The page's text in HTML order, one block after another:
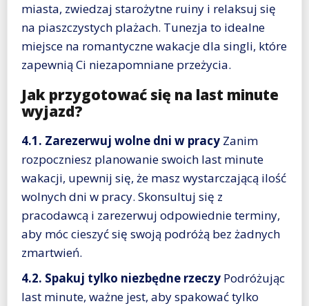
miasta, zwiedzaj starożytne ruiny i relaksuj się
na piaszczystych plażach. Tunezja to idealne
miejsce na romantyczne wakacje dla singli, które
zapewnią Ci niezapomniane przeżycia.
Jak przygotować się na last minute
wyjazd?
4.1. Zarezerwuj wolne dni w pracy Zanim
rozpoczniesz planowanie swoich last minute
wakacji, upewnij się, że masz wystarczającą ilość
wolnych dni w pracy. Skonsultuj się z
pracodawcą i zarezerwuj odpowiednie terminy,
aby móc cieszyć się swoją podróżą bez żadnych
zmartwień.
4.2. Spakuj tylko niezbędne rzeczy Podróżując
last minute, ważne jest, aby spakować tylko